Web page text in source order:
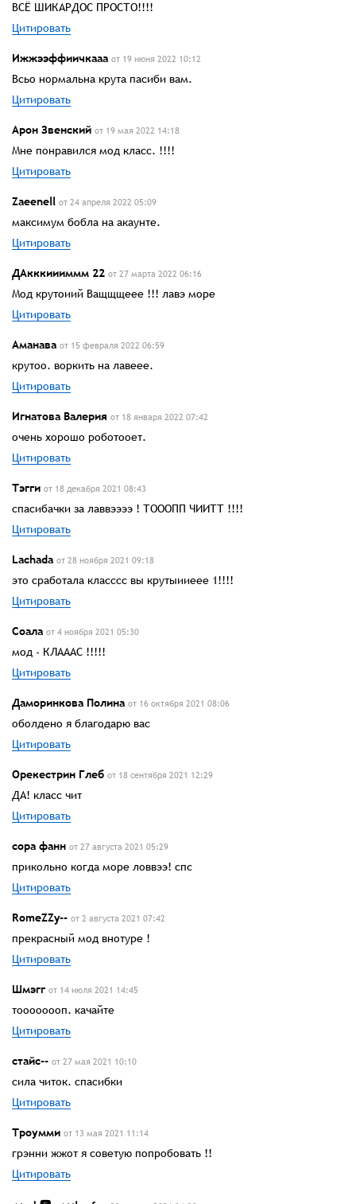
ВСЁ ШИКАРДОС ПРОСТО!!!!
Цитировать
Ижжээффиичкааа от 19 июня 2022 10:12
Всьо нормальна крута пасиби вам.
Цитировать
Арон Звенский от 19 мая 2022 14:18
Мне понравился мод класс. !!!!
Цитировать
Zaeenell от 24 апреля 2022 05:09
максимум бобла на акаунте.
Цитировать
ДАкккиииммм 22 от 27 марта 2022 06:16
Мод крутоиий Ващщщеее !!! лавэ море
Цитировать
Аманава от 15 февраля 2022 06:59
крутоо. воркить на лавеее.
Цитировать
Игнатова Валерия от 18 января 2022 07:42
очень хорошо роботооет.
Цитировать
Тэгги от 18 декабря 2021 08:43
спасибачки за лаввээээ ! ТОООПП ЧИИТТ !!!!
Цитировать
Lachada от 28 ноября 2021 09:18
это сработала класссс вы крутыииеее 1!!!!
Цитировать
Соала от 4 ноября 2021 05:30
мод - КЛАААС !!!!!
Цитировать
Даморинкова Полина от 16 октября 2021 08:06
оболдено я благодарю вас
Цитировать
Орекестрин Глеб от 18 сентября 2021 12:29
ДА! класс чит
Цитировать
сора фанн от 27 августа 2021 05:29
прикольно когда море ловвээ! спс
Цитировать
RomeZZy-- от 2 августа 2021 07:42
прекрасный мод внотуре !
Цитировать
Шмэгг от 14 июля 2021 14:45
тоооооооп. качайте
Цитировать
стайс-- от 27 мая 2021 10:10
сила читок. спасибки
Цитировать
Троумми от 13 мая 2021 11:14
грэнни жжот я советую попробовать !!
Цитировать